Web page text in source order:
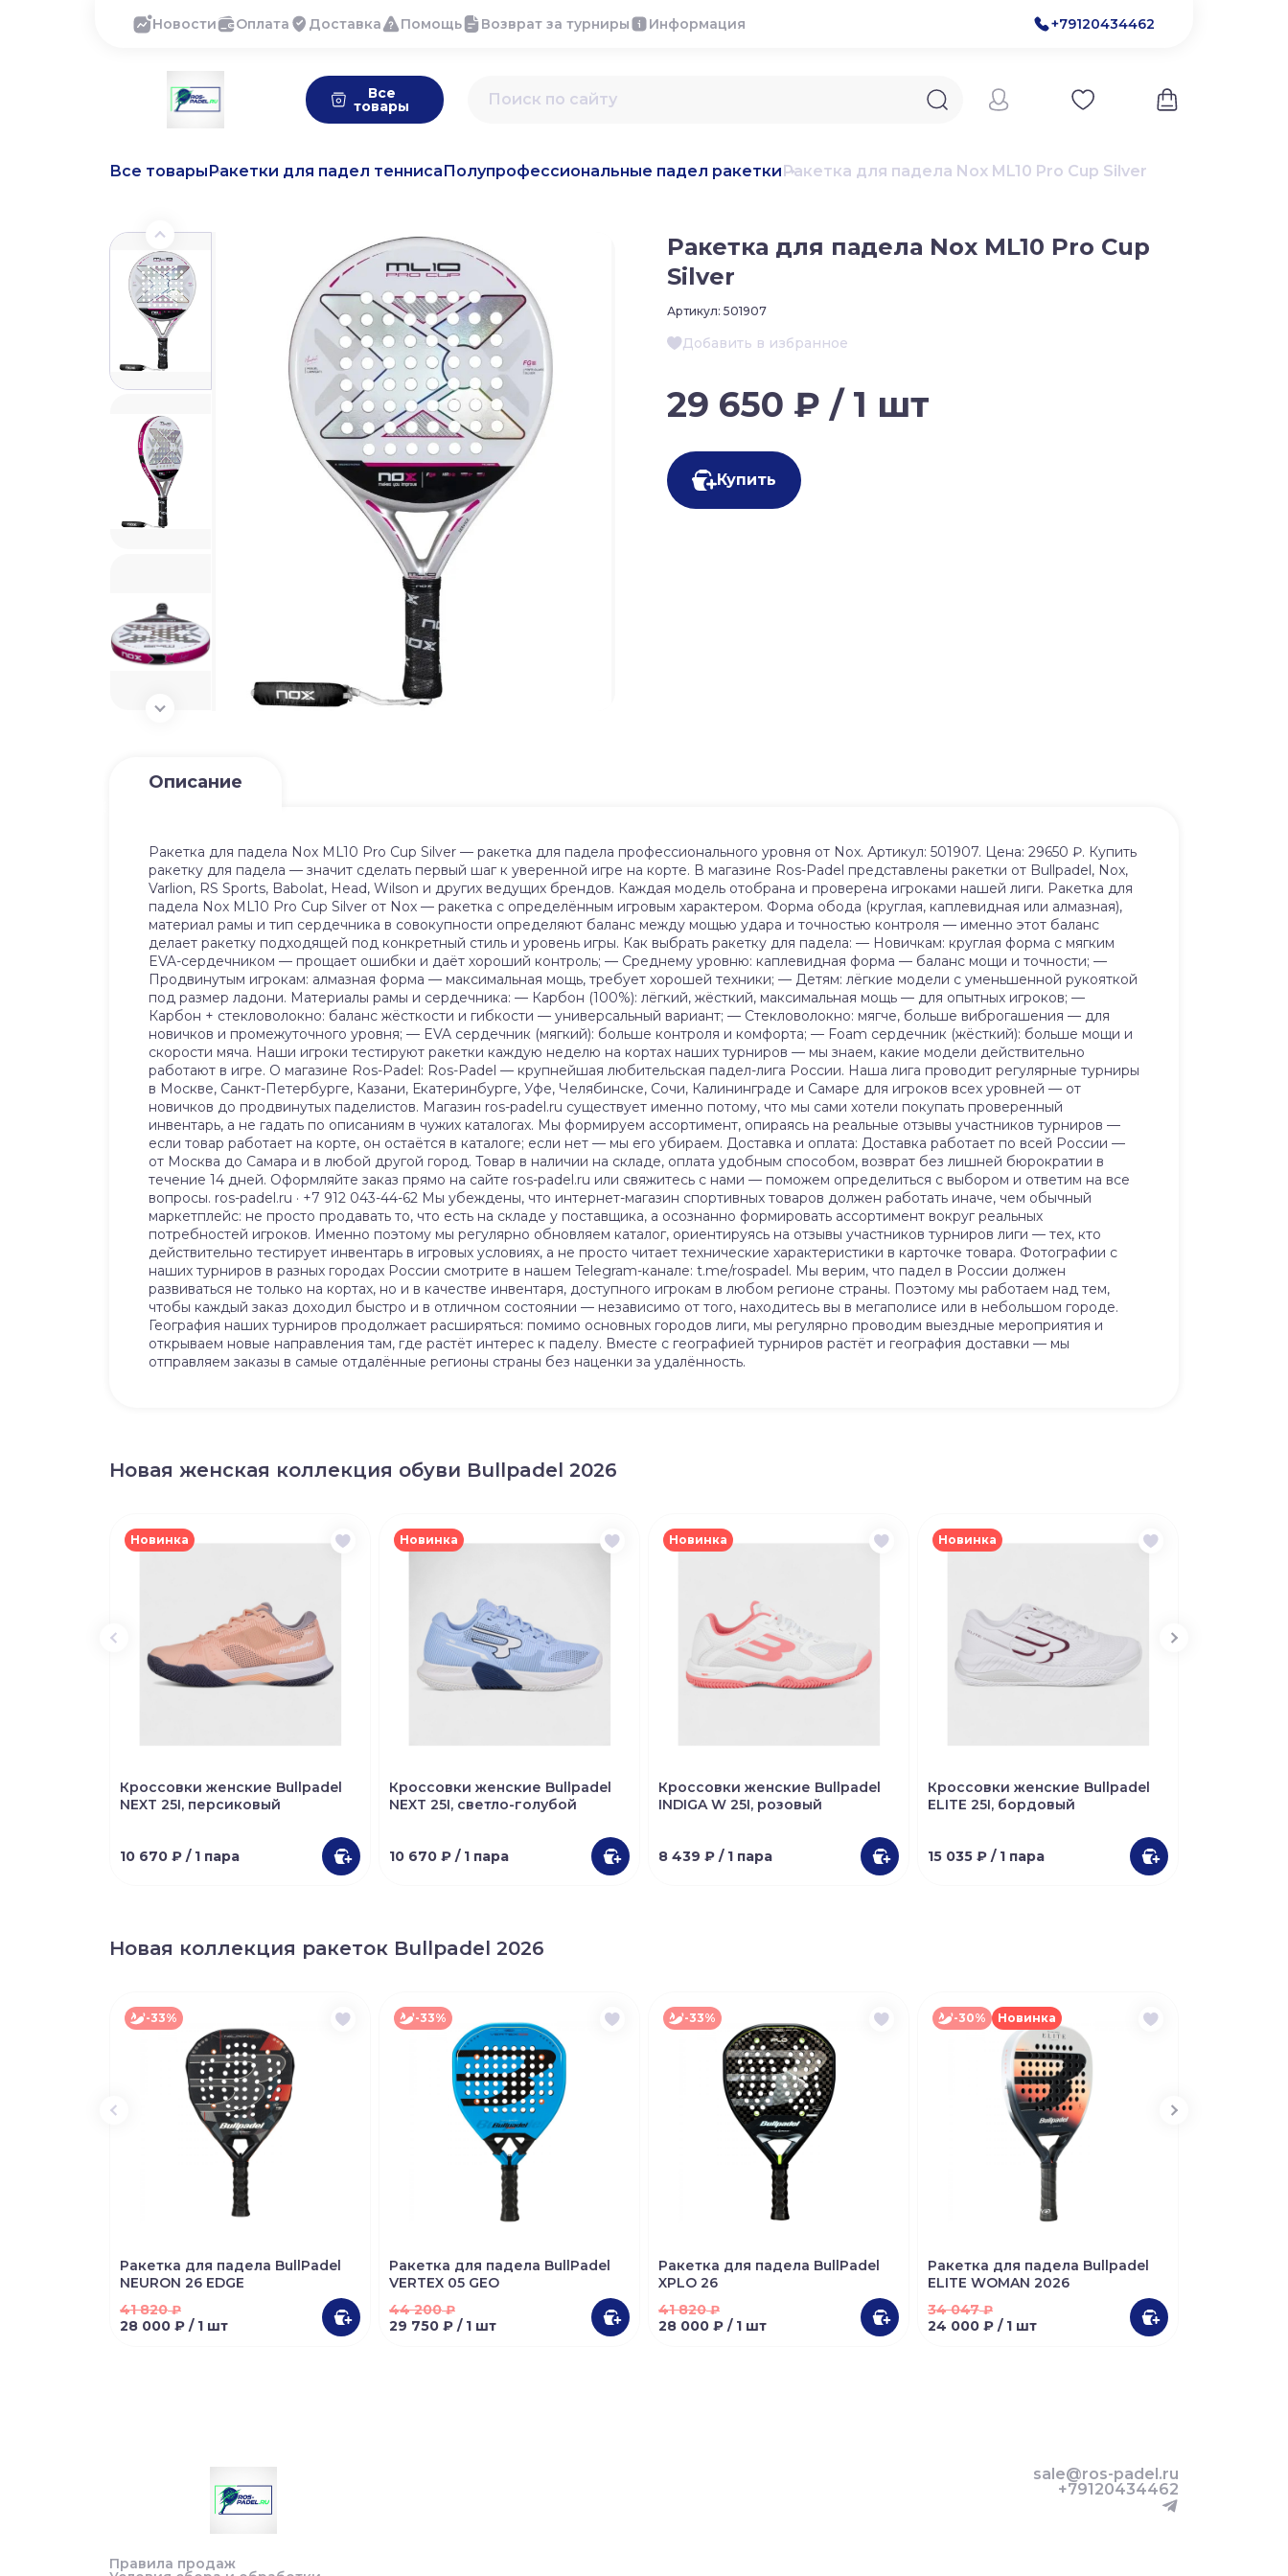
Новости Оплата Доставка Помощь Возврат за турниры Информация +79120434462
Все
товары
Все товарыРакетки для падел теннисаПолупрофессиональные падел ракеткиРакетка для падела Nox ML10 Pro Cup Silver
Ракетка для падела Nox ML10 Pro Cup
Silver
Артикул: 501907
Добавить в избранное
29 650 ₽ / 1 шт
Купить
Описание
Ракетка для падела Nox ML10 Pro Cup Silver — ракетка для падела профессионального уровня от Nox. Артикул: 501907. Цена: 29650 ₽. Купить
ракетку для падела — значит сделать первый шаг к уверенной игре на корте. В магазине Ros-Padel представлены ракетки от Bullpadel, Nox,
Varlion, RS Sports, Babolat, Head, Wilson и других ведущих брендов. Каждая модель отобрана и проверена игроками нашей лиги. Ракетка для
падела Nox ML10 Pro Cup Silver от Nox — ракетка с определённым игровым характером. Форма обода (круглая, каплевидная или алмазная),
материал рамы и тип сердечника в совокупности определяют баланс между мощью удара и точностью контроля — именно этот баланс
делает ракетку подходящей под конкретный стиль и уровень игры. Как выбрать ракетку для падела: — Новичкам: круглая форма с мягким
EVA-сердечником — прощает ошибки и даёт хороший контроль; — Среднему уровню: каплевидная форма — баланс мощи и точности; —
Продвинутым игрокам: алмазная форма — максимальная мощь, требует хорошей техники; — Детям: лёгкие модели с уменьшенной рукояткой
под размер ладони. Материалы рамы и сердечника: — Карбон (100%): лёгкий, жёсткий, максимальная мощь — для опытных игроков; —
Карбон + стекловолокно: баланс жёсткости и гибкости — универсальный вариант; — Стекловолокно: мягче, больше виброгашения — для
новичков и промежуточного уровня; — EVA сердечник (мягкий): больше контроля и комфорта; — Foam сердечник (жёсткий): больше мощи и
скорости мяча. Наши игроки тестируют ракетки каждую неделю на кортах наших турниров — мы знаем, какие модели действительно
работают в игре. О магазине Ros-Padel: Ros-Padel — крупнейшая любительская падел-лига России. Наша лига проводит регулярные турниры
в Москве, Санкт-Петербурге, Казани, Екатеринбурге, Уфе, Челябинске, Сочи, Калининграде и Самаре для игроков всех уровней — от
новичков до продвинутых паделистов. Магазин ros-padel.ru существует именно потому, что мы сами хотели покупать проверенный
инвентарь, а не гадать по описаниям в чужих каталогах. Мы формируем ассортимент, опираясь на реальные отзывы участников турниров —
если товар работает на корте, он остаётся в каталоге; если нет — мы его убираем. Доставка и оплата: Доставка работает по всей России —
от Москва до Самара и в любой другой город. Товар в наличии на складе, оплата удобным способом, возврат без лишней бюрократии в
течение 14 дней. Оформляйте заказ прямо на сайте ros-padel.ru или свяжитесь с нами — поможем определиться с выбором и ответим на все
вопросы. ros-padel.ru · +7 912 043-44-62 Мы убеждены, что интернет-магазин спортивных товаров должен работать иначе, чем обычный
маркетплейс: не просто продавать то, что есть на складе у поставщика, а осознанно формировать ассортимент вокруг реальных
потребностей игроков. Именно поэтому мы регулярно обновляем каталог, ориентируясь на отзывы участников турниров лиги — тех, кто
действительно тестирует инвентарь в игровых условиях, а не просто читает технические характеристики в карточке товара. Фотографии с
наших турниров в разных городах России смотрите в нашем Telegram-канале: t.me/rospadel. Мы верим, что падел в России должен
развиваться не только на кортах, но и в качестве инвентаря, доступного игрокам в любом регионе страны. Поэтому мы работаем над тем,
чтобы каждый заказ доходил быстро и в отличном состоянии — независимо от того, находитесь вы в мегаполисе или в небольшом городе.
География наших турниров продолжает расширяться: помимо основных городов лиги, мы регулярно проводим выездные мероприятия и
открываем новые направления там, где растёт интерес к паделу. Вместе с географией турниров растёт и география доставки — мы
отправляем заказы в самые отдалённые регионы страны без наценки за удалённость.
Новая женская коллекция обуви Bullpadel 2026
Новинка
Кроссовки женские Bullpadel
NEXT 25I, персиковый
10 670 ₽ / 1 пара
Новинка
Кроссовки женские Bullpadel
NEXT 25I, светло-голубой
10 670 ₽ / 1 пара
Новинка
Кроссовки женские Bullpadel
INDIGA W 25I, розовый
8 439 ₽ / 1 пара
Новинка
Кроссовки женские Bullpadel
ELITE 25I, бордовый
15 035 ₽ / 1 пара
Новая коллекция ракеток Bullpadel 2026
-33%
Ракетка для падела BullPadel
NEURON 26 EDGE
41 820₽
28 000 ₽ / 1 шт
-33%
Ракетка для падела BullPadel
VERTEX 05 GEO
44 200₽
29 750 ₽ / 1 шт
-33%
Ракетка для падела BullPadel
XPLO 26
41 820₽
28 000 ₽ / 1 шт
-30% Новинка
Ракетка для падела Bullpadel
ELITE WOMAN 2026
34 047₽
24 000 ₽ / 1 шт
Правила продаж
sale@ros-padel.ru
+79120434462